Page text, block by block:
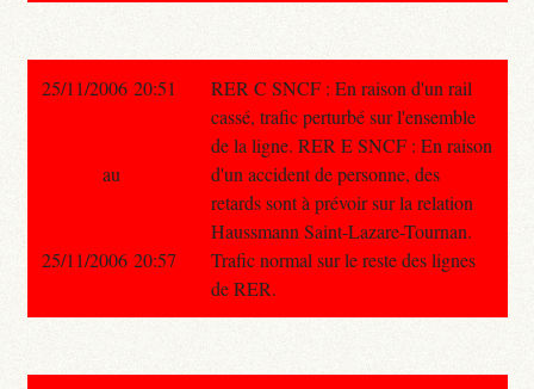
25/11/2006 20:51
RER C SNCF : En raison d'un rail
cassé, trafic perturbé sur l'ensemble
de la ligne. RER E SNCF : En raison
d'un accident de personne, des
retards sont à prévoir sur la relation
Haussmann Saint-Lazare-Tournan.
Trafic normal sur le reste des lignes
de RER.
au
25/11/2006 20:57